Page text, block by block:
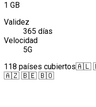
1 GB
Validez
365 días
Velocidad
5G
118 países cubiertos🇦🇱
🇦🇿 🇧🇪 🇧🇴